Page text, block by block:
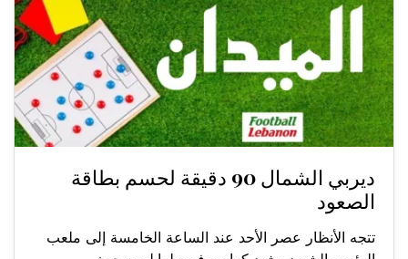
ديربي الشمال 90 دقيقة لحسم بطاقة
الصعود
تتجه الأنظار عصر الأحد عند الساعة الخامسة إلى ملعب